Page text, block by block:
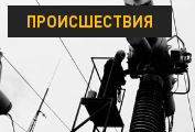
ПРОИСШЕСТВИЯ